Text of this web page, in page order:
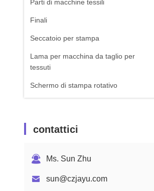
Parti di macchine tessili
Finali
Seccatoio per stampa
Lama per macchina da taglio per
tessuti
Schermo di stampa rotativo
contattici
Ms. Sun Zhu
sun@czjayu.com